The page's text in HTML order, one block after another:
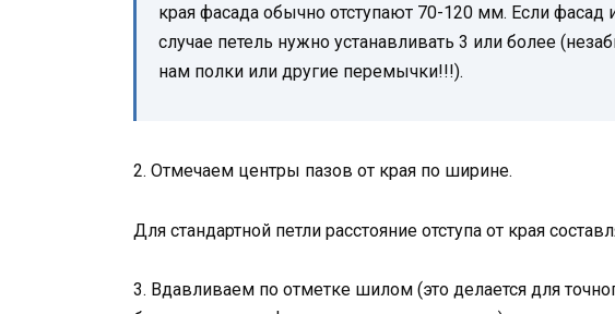
края фасада обычно отступают 70-120 мм. Если
случае петель нужно устанавливать 3 или более
нам полки или другие перемычки!!!).
2. Отмечаем центры пазов от края по ширине.
Для стандартной петли расстояние отступа от края
3. Вдавливаем по отметке шилом (это делается для